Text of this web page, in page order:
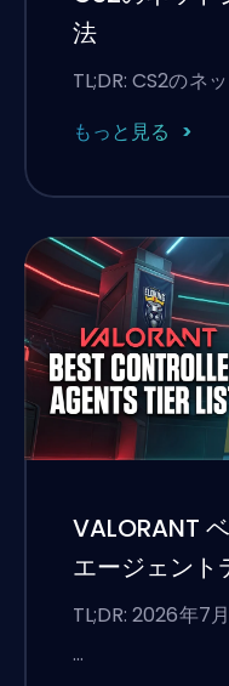
法
TL;DR: CS2のネ
もっと見る
VALORANT
エージェント
TL;DR: 2026年7
…